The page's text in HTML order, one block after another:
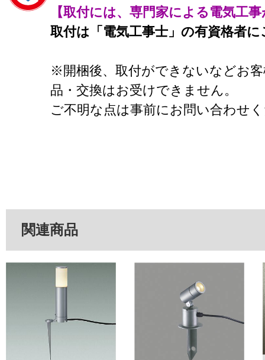
【取付には、専門家による電気工
取付は「電気工事士」の有資格者
※開梱後、取付ができないなどお
品・交換はお受けできません。
ご不明な点は事前にお問い合わせ
関連商品